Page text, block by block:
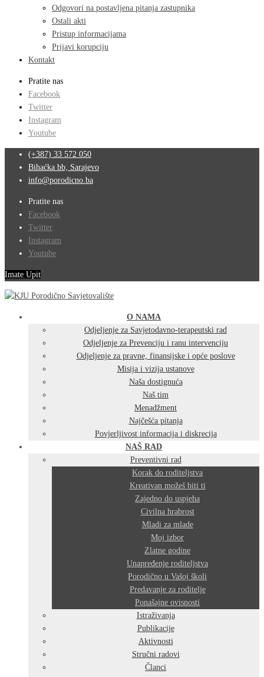
Odgovori na postavljena pitanja zastupnika
Ostali akti
Pristup informacijama
Prijavi korupciju
Kontakt
Pratite nas
Facebook
Twitter
Instagram
Youtube
(+387) 33 572 050
Bihaćka bb, Sarajevo
info@porodicno.ba
Pratite nas
Facebook
Twitter
Instagram
Youtube
Imate Upit
O NAMA
Odjeljenje za Savjetodavno-terapeutski rad
Odjeljenje za Prevenciju i ranu intervenciju
Odjeljenje za pravne, finansijske i opće poslove
Misija i vizija ustanove
Naša dostignuća
Naš tim
Menadžment
Najčešća pitanja
Povjerljivost informacija i diskrecija
NAŠ RAD
Preventivni rad
Korak do roditeljstva
Kreativan možeš biti ti
Zajedno do uspjeha
Civilna hrabrost
Mladi za mlade
Moj izbor
Zlatne godine
Unapređenje roditeljstva
Porodično u Vašoj školi
Predavanje za roditelje
Ponašajne ovisnosti
Istraživanja
Publikacije
Aktivnosti
Stručni radovi
Članci